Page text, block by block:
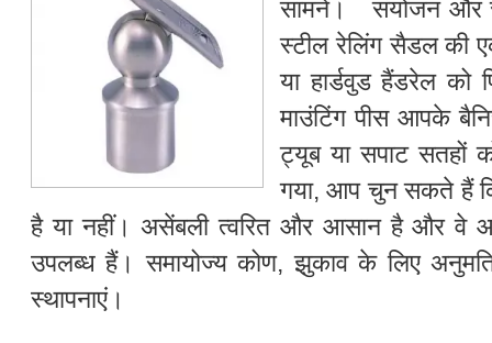
सामने। संयोजन और
स्टील रेलिंग सैडल की
या हार्डवुड हैंडरेल
माउंटिंग पीस आपके
ट्यूब या सपाट सतहों
गया, आप चुन सकते हैं
है या नहीं। असेंबली त्वरित और आसान है और वे
उपलब्ध हैं। समायोज्य कोण, झुकाव के लिए
स्थापनाएं।